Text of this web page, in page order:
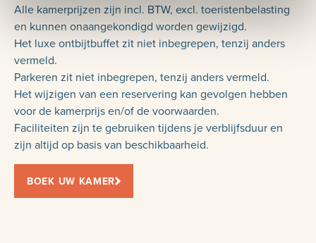
Alle kamerprijzen zijn incl. BTW, excl. toeristenbelasting
en kunnen onaangekondigd worden gewijzigd.
Het luxe ontbijtbuffet zit niet inbegrepen, tenzij anders
vermeld.
Parkeren zit niet inbegrepen, tenzij anders vermeld.
Het wijzigen van een reservering kan gevolgen hebben
voor de kamerprijs en/of de voorwaarden.
Faciliteiten zijn te gebruiken tijdens je verblijfsduur en
zijn altijd op basis van beschikbaarheid.
BOEK UW KAMER